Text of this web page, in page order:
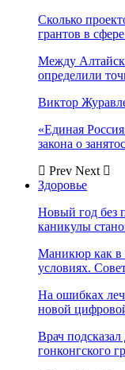
Сколько
грантов в
Между
определили
Виктор
«Единая
закона о
Prev Next
Здоровье
Новый год без
каникулы
Маникюр как в
условиях.
На ошибках
новой
Врач
гонконгского